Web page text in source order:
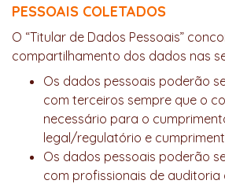
PESSOAIS COLETADOS
O “Titular de Dados Pessoais”
compartilhamento dos dados nas
Os dados pessoais poderão
com terceiros sempre que o
necessário para o
legal/regulatório e
Os dados pessoais poderão
com profissionais de auditoria